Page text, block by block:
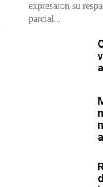
expresaron su
parcial...